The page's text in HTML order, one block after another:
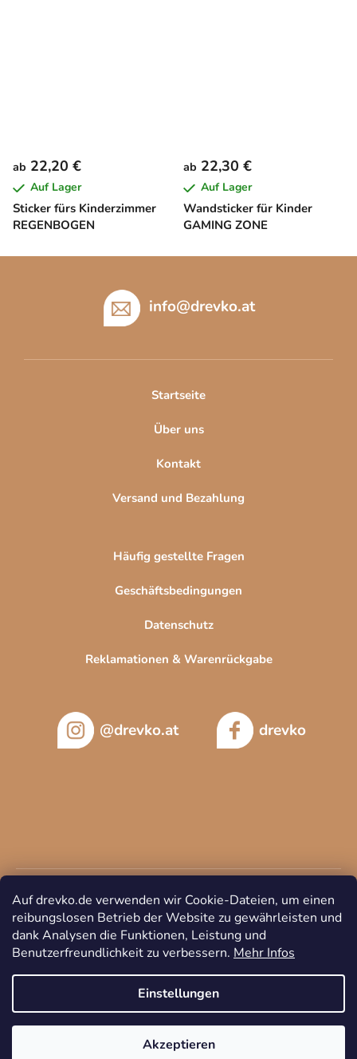
Auf drevko.de verwenden wir Cookie-Dateien, um einen
reibungslosen Betrieb der Website zu gewährleisten und
dank Analysen die Funktionen, Leistung und
Benutzerfreundlichkeit zu verbessern. Mehr Infos
Einstellungen
Akzeptieren
Sticker fürs Kinderzimmer
REGENBOGEN
ab 22,20 €
Auf Lager
Wandsticker für Kinder
GAMING ZONE
ab 22,30 €
Auf Lager
info@drevko.at
Startseite
Über uns
Kontakt
Versand und Bezahlung
Häufig gestellte Fragen
Geschäftsbedingungen
Datenschutz
Reklamationen & Warenrückgabe
@drevko.at drevko
Erstellt von Shoptet
Copyright 2026DREVKO. Alle Rechte vorbehalten.